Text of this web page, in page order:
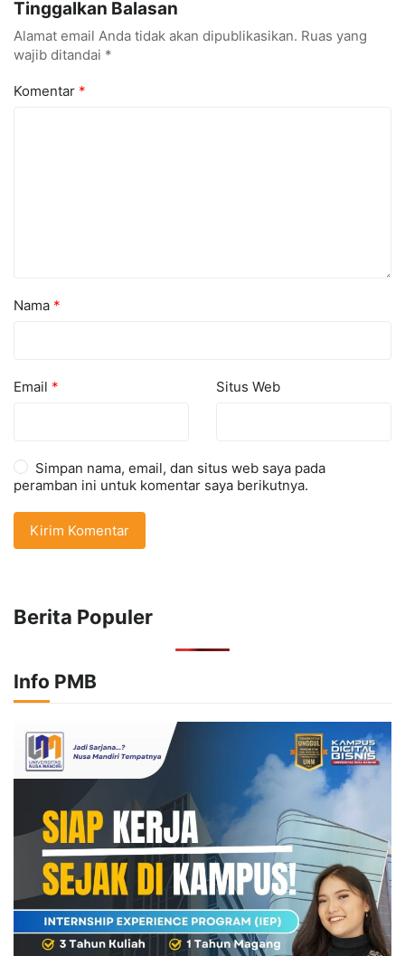
Tinggalkan Balasan
Alamat email Anda tidak akan dipublikasikan. Ruas yang
wajib ditandai *
Komentar *
Nama *
Email * Situs Web
Simpan nama, email, dan situs web saya pada
peramban ini untuk komentar saya berikutnya.
Berita Populer
Info PMB